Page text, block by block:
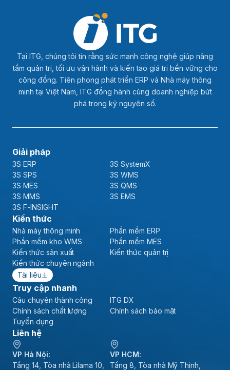
Tại ITG, chúng tôi tin rằng sức mạnh công nghệ giúp nâng
tầm quản trị, tối ưu vận hành và kiến tạo giá trị bền vững cho
cộng đồng. Tiên phong phát triển ERP và Nhà máy thông
minh tại Việt Nam, ITG đồng hành cùng doanh nghiệp bứt
phá trong kỷ nguyên số.
Giải pháp
3S ERP
3S SystemX
3S SPS
3S WMS
3S MES
3S QMS
3S MMS
3S EMS
3S F-INSIGHT
Kiến thức
Nhà máy thông minh
Phần mềm ERP
Phần mềm kho WMS
Phần mềm MES
Kiến thức sản xuất
Kiến thức quản trị
Kiến thức chuyên ngành
Tài liệu
Truy cập nhanh
Câu chuyện thành công
ITG DX
Chính sách chất lượng
Chính sách bảo mật
Tuyển dụng
Liên hệ
VP Hà Nội:
Tầng 14, Tòa nhà Lilama 10,
VP HCM:
Tầng 8, Tòa nhà Mỹ Thịnh,